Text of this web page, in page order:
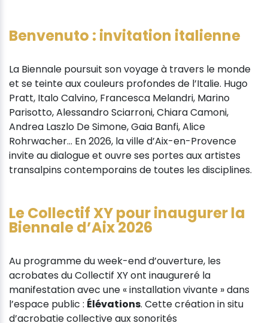
Benvenuto : invitation italienne
La Biennale poursuit son voyage à travers le monde
et se teinte aux couleurs profondes de l’Italie. Hugo
Pratt, Italo Calvino, Francesca Melandri, Marino
Parisotto, Alessandro Sciarroni, Chiara Camoni,
Andrea Laszlo De Simone, Gaia Banfi, Alice
Rohrwacher… En 2026, la ville d’Aix-en-Provence
invite au dialogue et ouvre ses portes aux artistes
transalpins contemporains de toutes les disciplines.
Le Collectif XY pour inaugurer la
Biennale d’Aix 2026
Au programme du week-end d’ouverture, les
acrobates du Collectif XY ont inaugureré la
manifestation avec une « installation vivante » dans
l’espace public : Élévations. Cette création in situ
d’acrobatie collective aux sonorités